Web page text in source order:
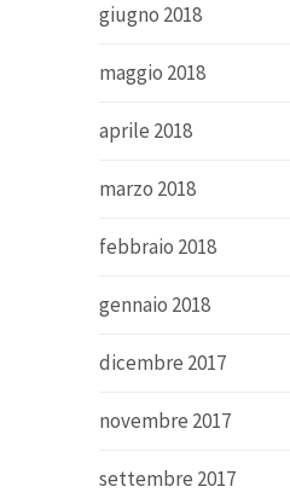
giugno 2018
maggio 2018
aprile 2018
marzo 2018
febbraio 2018
gennaio 2018
dicembre 2017
novembre 2017
settembre 2017